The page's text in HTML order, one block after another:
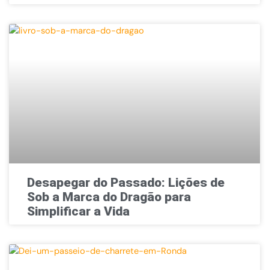
Desapegar do Passado: Lições de
Sob a Marca do Dragão para
Simplificar a Vida